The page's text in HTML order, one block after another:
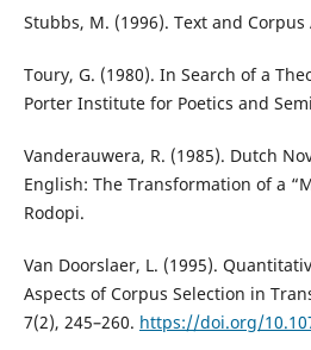
Stubbs, M. (1996). Text and
Toury, G. (1980). In Search of a
Porter Institute for Poetics and
Vanderauwera, R. (1985). Dutch
English: The Transformation of a
Rodopi.
Van Doorslaer, L. (1995).
Aspects of Corpus Selection in
7(2), 245–260. https://doi.org/